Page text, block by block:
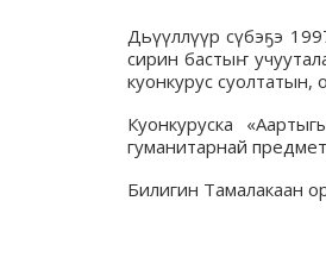
Дьүүллүүр сүбэҕэ
сирин бастыҥ
куонкурус суолтатын,
Куонкуруска
гуманитарнай
Билигин Тамалакаан